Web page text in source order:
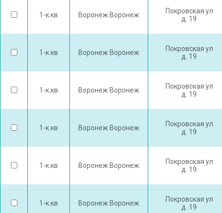
1-к.кв Воронеж Воронеж
Покровская ул
д. 19
1-к.кв Воронеж Воронеж
Покровская ул
д. 19
1-к.кв Воронеж Воронеж
Покровская ул
д. 19
1-к.кв Воронеж Воронеж
Покровская ул
д. 19
1-к.кв Воронеж Воронеж
Покровская ул
д. 19
1-к.кв Воронеж Воронеж
Покровская ул
д. 19